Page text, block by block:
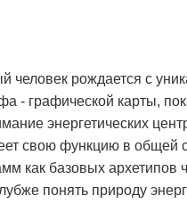
рождается с
графической карты,
энергетических
свою функцию в общей
как базовых
понять природу